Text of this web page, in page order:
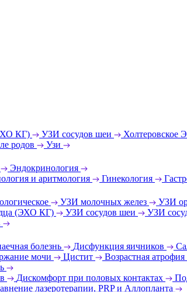
КГ) УЗИ сосудов шеи
Холтеровское
родов
Узи
Эндокринология
и аритмология Гинекология
УЗИ молочных желез
УЗИ
(ЭХО КГ) УЗИ сосудов шеи
УЗИ
болезнь Дисфункция яичников
мочи Цистит Возрастная атрофия
Дискомфорт при половых контактах
лазеротерапии, PRP и Аллопланта